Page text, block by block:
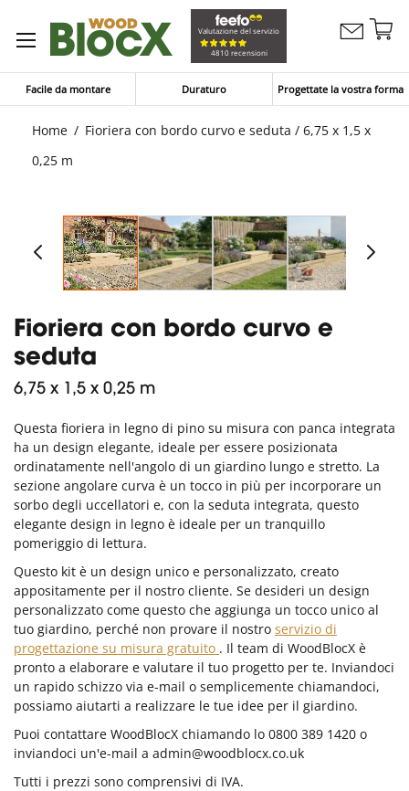
Valutazione del servizio
4810 recensioni
Contattaci
Facile da montare Duraturo Progettate la vostra forma
Home
Fioriera con bordo curvo e seduta / 6,75 x 1,5 x
0,25 m
Fioriera con bordo curvo e
seduta
6,75 x 1,5 x 0,25 m
Questa fioriera in legno di pino su misura con panca integrata
ha un design elegante, ideale per essere posizionata
ordinatamente nell'angolo di un giardino lungo e stretto. La
sezione angolare curva è un tocco in più per incorporare un
sorbo degli uccellatori e, con la seduta integrata, questo
elegante design in legno è ideale per un tranquillo
pomeriggio di lettura.
Questo kit è un design unico e personalizzato, creato
appositamente per il nostro cliente. Se desideri un design
personalizzato come questo che aggiunga un tocco unico al
tuo giardino, perché non provare il nostro servizio di
progettazione su misura gratuito . Il team di WoodBlocX è
pronto a elaborare e valutare il tuo progetto per te. Inviandoci
un rapido schizzo via e-mail o semplicemente chiamandoci,
possiamo aiutarti a realizzare le tue idee per il giardino.
Puoi contattare WoodBlocX chiamando lo 0800 389 1420 o
inviandoci un'e-mail a admin@woodblocx.co.uk
Tutti i prezzi sono comprensivi di IVA.